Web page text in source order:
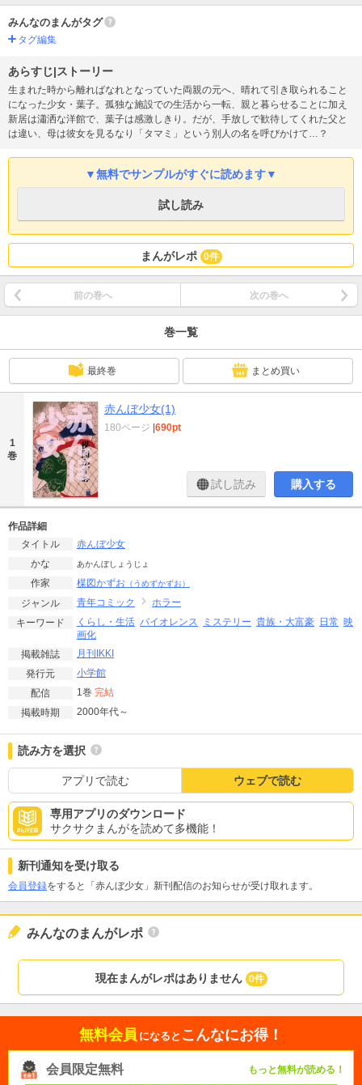
みんなのまんがタグ
タグ編集
あらすじ|ストーリー
生まれた時から離ればなれとなっていた両親の元へ、晴れて引き取られること
になった少女・葉子。孤独な施設での生活から一転、親と暮らせることに加え
新居は瀟洒な洋館で、葉子は感激しきり。だが、手放しで歓待してくれた父と
は違い、母は彼女を見るなり「タマミ」という別人の名を呼びかけて…？
▼無料でサンプルがすぐに読めます▼
試し読み
まんがレポ 0件
前の巻へ 次の巻へ
巻一覧
最終巻 まとめ買い
1
巻
赤んぼ少女(1)
180ページ 690pt
試し読み 購入する
作品詳細
タイトル
赤んぼ少女
かな
あかんぼしょうじょ
作家 楳図かずお （うめずかずお）
ジャンル 青年コミック
ホラー
キーワード
くらし・生活 バイオレンス ミステリー 貴族・大富豪 日常 映
画化
掲載雑誌
月刊IKKI
発行元
小学館
配信
1巻 完結
掲載時期
2000年代～
読み方を選択
アプリで読む ウェブで読む
専用アプリのダウンロード
サクサクまんがを読めて多機能！
新刊通知を受け取る
会員登録をすると「赤んぼ少女」新刊配信のお知らせが受け取れます。
みんなのまんがレポ
現在まんがレポはありません 0件
無料会員 になると こんなにお得！
会員限定無料 もっと無料が読める！